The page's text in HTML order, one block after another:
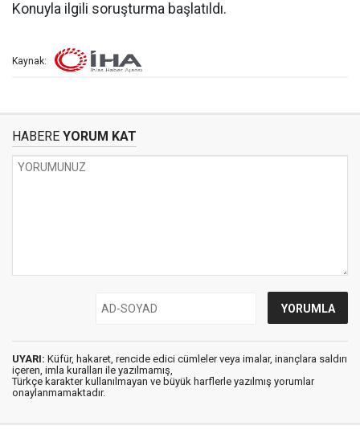
Konuyla ilgili soruşturma başlatıldı.
Kaynak:
HABERE YORUM KAT
UYARI: Küfür, hakaret, rencide edici cümleler veya imalar, inançlara saldırı
içeren, imla kuralları ile yazılmamış,
Türkçe karakter kullanılmayan ve büyük harflerle yazılmış yorumlar
onaylanmamaktadır.